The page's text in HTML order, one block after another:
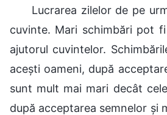
Lucrarea zilelor de pe
cuvinte. Mari schimbări pot
ajutorul cuvintelor.
acești oameni, după
sunt mult mai mari decât
după acceptarea semnelor și